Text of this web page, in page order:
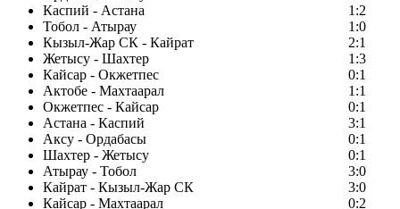
Каспий - Астана
1:2
Тобол - Атырау
1:0
Кызыл-Жар СК - Кайрат
2:1
Жетысу - Шахтер
1:3
Кайсар - Окжетпес
0:1
Актобе - Махтаарал
1:1
Окжетпес - Кайсар
0:1
Астана - Каспий
3:1
Аксу - Ордабасы
0:1
Шахтер - Жетысу
0:1
Атырау - Тобол
3:0
Кайрат - Кызыл-Жар СК
3:0
Кайсар - Махтаарал
0:2